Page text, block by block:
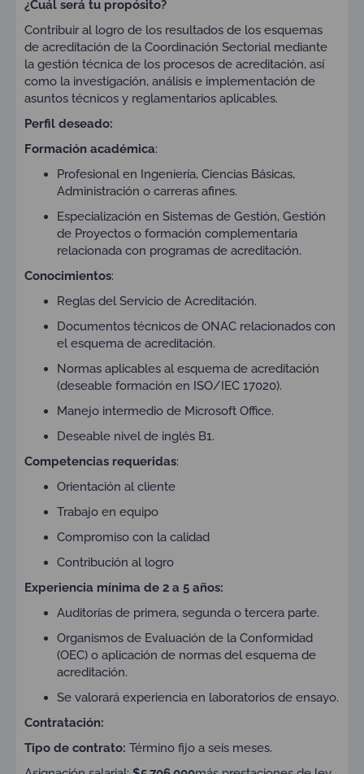
¿Cuál será tu propósito?
Contribuir al logro de los resultados de los esquemas
de acreditación de la Coordinación Sectorial mediante
la gestión técnica de los procesos de acreditación, así
como la investigación, análisis e implementación de
asuntos técnicos y reglamentarios aplicables.
Perfil deseado:
Formación académica:
Profesional en Ingeniería, Ciencias Básicas,
Administración o carreras afines.
Especialización en Sistemas de Gestión, Gestión
de Proyectos o formación complementaria
relacionada con programas de acreditación.
Conocimientos:
Reglas del Servicio de Acreditación.
Documentos técnicos de ONAC relacionados con
el esquema de acreditación.
Normas aplicables al esquema de acreditación
(deseable formación en ISO/IEC 17020).
Manejo intermedio de Microsoft Office.
Deseable nivel de inglés B1.
Competencias requeridas:
Orientación al cliente
Trabajo en equipo
Compromiso con la calidad
Contribución al logro
Experiencia mínima de 2 a 5 años:
Auditorías de primera, segunda o tercera parte.
Organismos de Evaluación de la Conformidad
(OEC) o aplicación de normas del esquema de
acreditación.
Se valorará experiencia en laboratorios de ensayo.
Contratación:
Tipo de contrato: Término fijo a seis meses.